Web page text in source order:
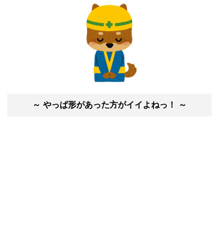
～ やっぱ形があった方がイイよねっ！ ～